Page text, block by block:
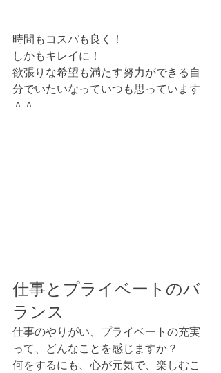
時間もコスパも良く！
しかもキレイに！
欲張りな希望も満たす努力ができる自
分でいたいなっていつも思っています
＾＾
仕事とプライベートのバ
ランス
仕事のやりがい、プライベートの充実
って、どんなことを感じますか？
何をするにも、心が元気で、楽しむこ